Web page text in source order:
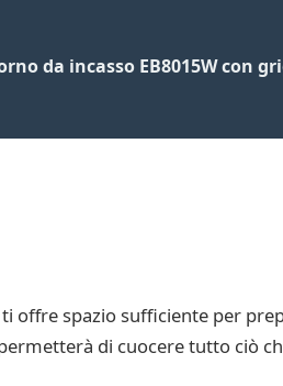
da incasso EB8015W con
offre spazio sufficiente per
di cuocere tutto ciò